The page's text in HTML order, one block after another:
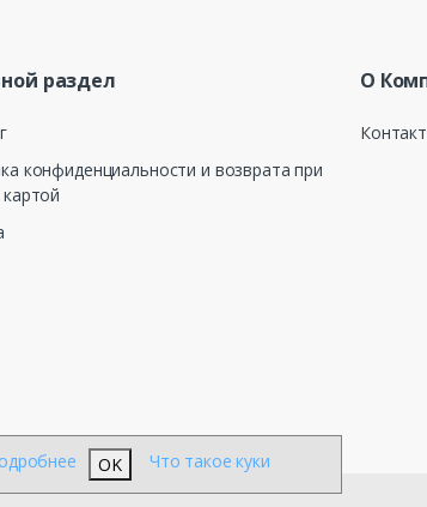
раздел
конфиденциальности и возврата при
О
OK Что такое куки